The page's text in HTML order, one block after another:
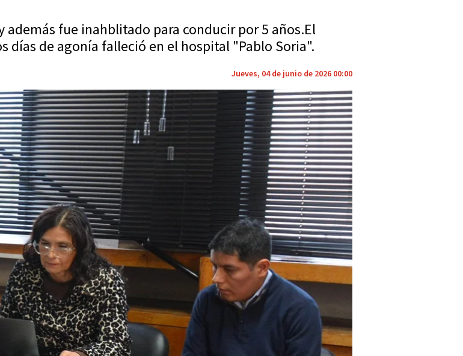
fue inahblitado para conducir por 5 años.El
días de agonía falleció en el hospital "Pablo Soria".
Jueves, 04 de junio de 2026 00:00